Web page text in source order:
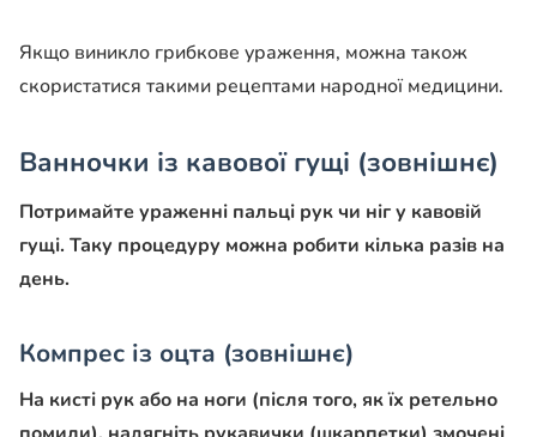
Якщо виникло грибкове ураження, можна також
скористатися такими рецептами народної медицини.
Ванночки із кавової гущі (зовнішнє)
Потримайте ураженні пальці рук чи ніг у кавовій
гущі. Таку процедуру можна робити кілька разів на
день.
Компрес із оцта (зовнішнє)
На кисті рук або на ноги (після того, як їх ретельно